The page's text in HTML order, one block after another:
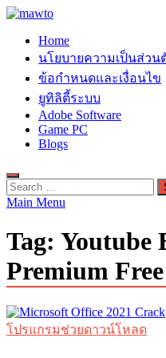
Skip
content
MAWTO
ดาวน์โหลดโปรแกรมฟรี ตัว
Home
นโยบายความเป็นส่วน
ข้อกำหนดและเงื่อนไข
ยูทิลิตี้ระบบ
Adobe Software
Game PC
Blogs
Search
for:
Main Menu
Tag: Youtube
Premium
โปรแกรมช่วยดาวน์โหลด